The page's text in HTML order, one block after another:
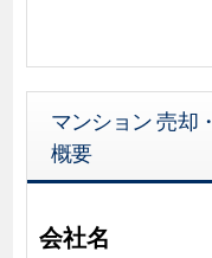
マンション 売却
概要
会社名